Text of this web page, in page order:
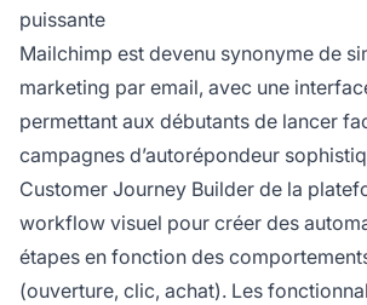
puissante
Mailchimp est devenu synonyme de
marketing par email, avec une
permettant aux débutants de lancer
campagnes d’autorépondeur
Customer Journey Builder de la
workflow visuel pour créer des
étapes en fonction des
(ouverture, clic, achat). Les